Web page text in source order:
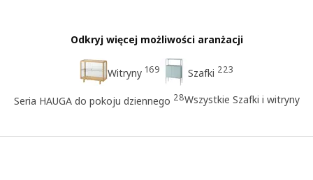
Odkryj więcej możliwości aranżacji
Witryny 169 Szafki 223
Seria HAUGA do pokoju dziennego 28Wszystkie Szafki i witryny